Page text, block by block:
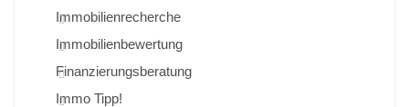
Immobilienrecherche
Immobilienbewertung
Finanzierungsberatung
Immo Tipp!